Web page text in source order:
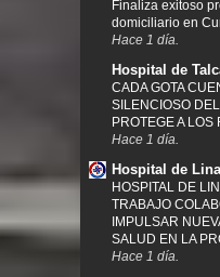
Finaliza exitoso
domiciliario en
Hace 1 día.
Hospital de
CADA GOTA
SILENCIOSO
PROTEGE A
Hace 1 día.
Hospital de
HOSPITAL DE
TRABAJO
IMPULSAR
SALUD EN LA
Hace 1 día.